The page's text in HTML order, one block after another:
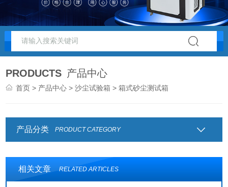
PRODUCTS 产品中心
首页 > 产品中心 >沙尘试验箱 > 箱式砂尘测试箱
产品分类 PRODUCT CATEGORY
相关文章 RELATED ARTICLES